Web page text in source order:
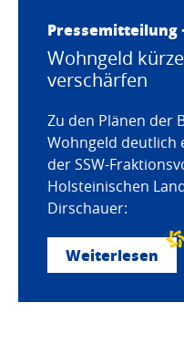
Pressemitteilung
Wohngeld
verschärfen
Zu den Plänen der
Wohngeld deutlich
der SSW-
Holsteinischen
Dirschauer:
Weiterlesen